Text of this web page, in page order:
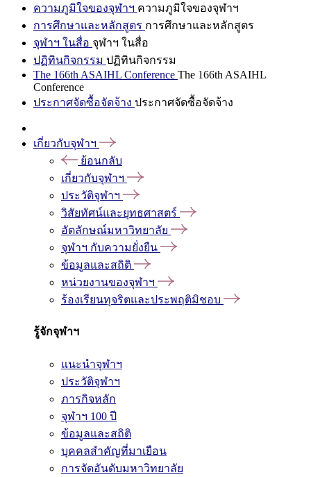
ความภูมิใจของจุฬาฯ ความภูมิใจของจุฬาฯ
การศึกษาและหลักสูตร การศึกษาและหลักสูตร
จุฬาฯ ในสื่อ จุฬาฯ ในสื่อ
ปฏิทินกิจกรรม ปฏิทินกิจกรรม
The 166th ASAIHL Conference The 166th ASAIHL
Conference
ประกาศจัดซื้อจัดจ้าง ประกาศจัดซื้อจัดจ้าง
เกี่ยวกับจุฬาฯ
ย้อนกลับ
เกี่ยวกับจุฬาฯ
ประวัติจุฬาฯ
วิสัยทัศน์และยุทธศาสตร์
อัตลักษณ์มหาวิทยาลัย
จุฬาฯ กับความยั่งยืน
ข้อมูลและสถิติ
หน่วยงานของจุฬาฯ
ร้องเรียนทุจริตและประพฤติมิชอบ
รู้จักจุฬาฯ
แนะนำจุฬาฯ
ประวัติจุฬาฯ
ภารกิจหลัก
จุฬาฯ 100 ปี
ข้อมูลและสถิติ
บุคคลสำคัญที่มาเยือน
การจัดอันดับมหาวิทยาลัย